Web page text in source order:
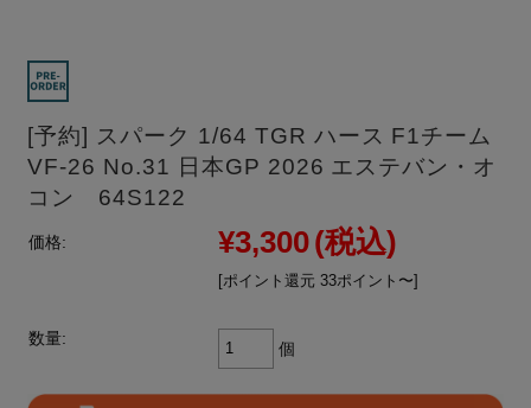
[予約] スパーク 1/64 TGR ハース F1チーム
VF-26 No.31 日本GP 2026 エステバン・オ
コン 64S122
価格: ¥3,300(税込)
[ポイント還元 33ポイント〜]
数量:
個